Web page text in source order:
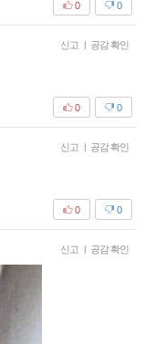
0
0
신고 공감 확인
0
0
신고 공감 확인
0
0
신고 공감 확인